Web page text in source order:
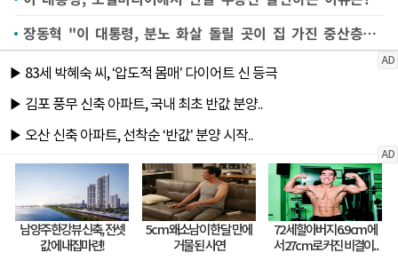
장동혁 "이 대통령, 분노 화살 돌릴 곳이 집 가진 중산층뿐이었나"